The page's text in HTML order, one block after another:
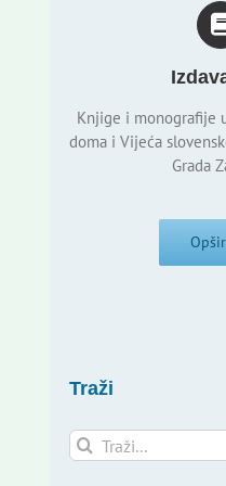
Knjige i monografije
doma i Vijeća
Grada
Traži
Traži...